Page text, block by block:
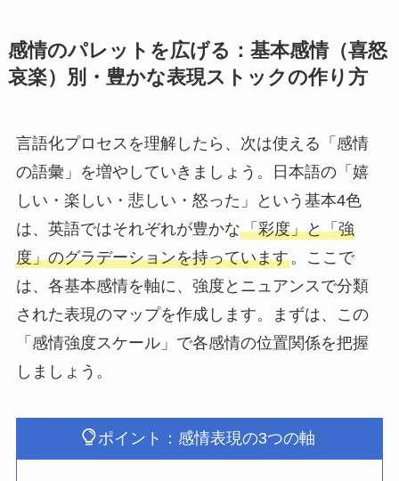
感情のパレットを広げる：基本感情（喜怒
哀楽）別・豊かな表現ストックの作り方
言語化プロセスを理解したら、次は使える「感情
の語彙」を増やしていきましょう。日本語の「嬉
しい・楽しい・悲しい・怒った」という基本4色
は、英語ではそれぞれが豊かな「彩度」と「強
度」のグラデーションを持っています。ここで
は、各基本感情を軸に、強度とニュアンスで分類
された表現のマップを作成します。まずは、この
「感情強度スケール」で各感情の位置関係を把握
しましょう。
ポイント：感情表現の3つの軸